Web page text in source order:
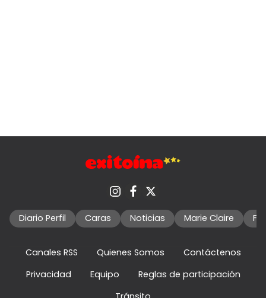
Diario Perfil Caras Noticias Marie Claire
Canales RSS Quienes Somos
Contáctenos
Privacidad
Equipo
Reglas de participación